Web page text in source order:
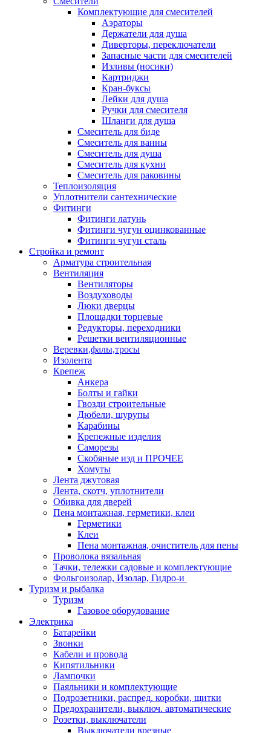
Комплектующие для смесителей
Аэраторы
Держатели для душа
Диверторы, переключатели
Запасные части для смесителей
Изливы (носики)
Картриджи
Кран-буксы
Лейки для душа
Ручки для смесителя
Шланги для душа
Смеситель для биде
Смеситель для ванны
Смеситель для душа
Смеситель для кухни
Смеситель для раковины
Теплоизоляция
Уплотнители сантехнические
Фитинги
Фитинги латунь
Фитинги чугун оцинкованные
Фитинги чугун сталь
Стройка и ремонт
Арматура строительная
Вентиляция
Вентиляторы
Воздуховоды
Люки дверцы
Площадки торцевые
Редукторы, переходники
Решетки вентиляционные
Веревки,фалы,тросы
Изолента
Крепеж
Анкера
Болты и гайки
Гвозди строительные
Дюбели, шурупы
Карабины
Крепежные изделия
Саморезы
Скобяные изд и ПРОЧЕЕ
Хомуты
Лента джутовая
Лента, скотч, уплотнители
Обивка для дверей
Пена монтажная, герметики, клеи
Герметики
Клеи
Пена монтажная, очиститель для пены
Проволока вязальная
Тачки, тележки садовые и комплектующие
Фольгоизолар, Изолар, Гидро-и
Туризм и рыбалка
Туризм
Газовое оборудование
Электрика
Батарейки
Звонки
Кабели и провода
Кипятильники
Лампочки
Паяльники и комплектующие
Подрозетники, распред. коробки, щитки
Предохранители, выключ. автоматические
Розетки, выключатели
Выключатели врезные